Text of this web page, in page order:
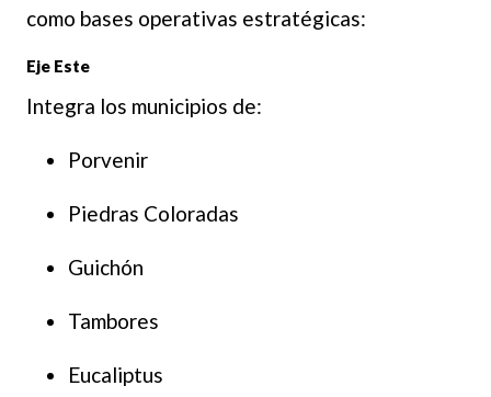
como bases operativas estratégicas:
Eje Este
Integra los municipios de:
Porvenir
Piedras Coloradas
Guichón
Tambores
Eucaliptus